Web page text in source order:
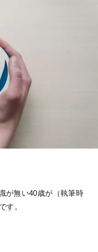
が無い40歳が（執筆時
す。